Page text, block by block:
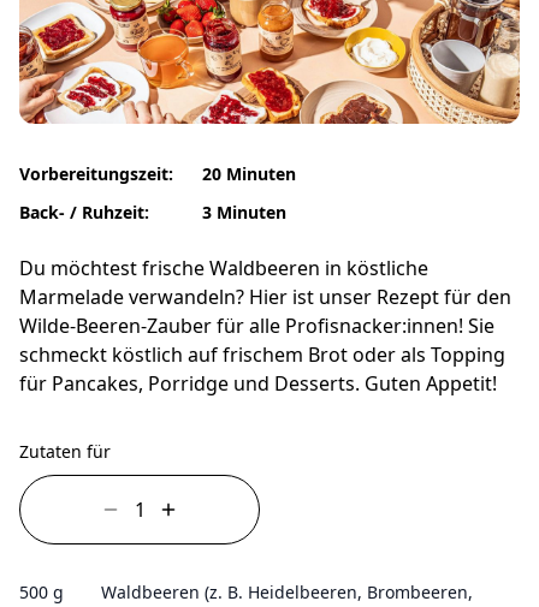
Vorbereitungszeit:
Back- / Ruhzeit:
20 Minuten
3 Minuten
Du möchtest frische Waldbeeren in köstliche
Marmelade verwandeln? Hier ist unser Rezept für den
Wilde-Beeren-Zauber für alle Profisnacker:innen! Sie
schmeckt köstlich auf frischem Brot oder als Topping
für Pancakes, Porridge und Desserts. Guten Appetit!
Zutaten für
500 g
Waldbeeren (z. B. Heidelbeeren, Brombeeren,